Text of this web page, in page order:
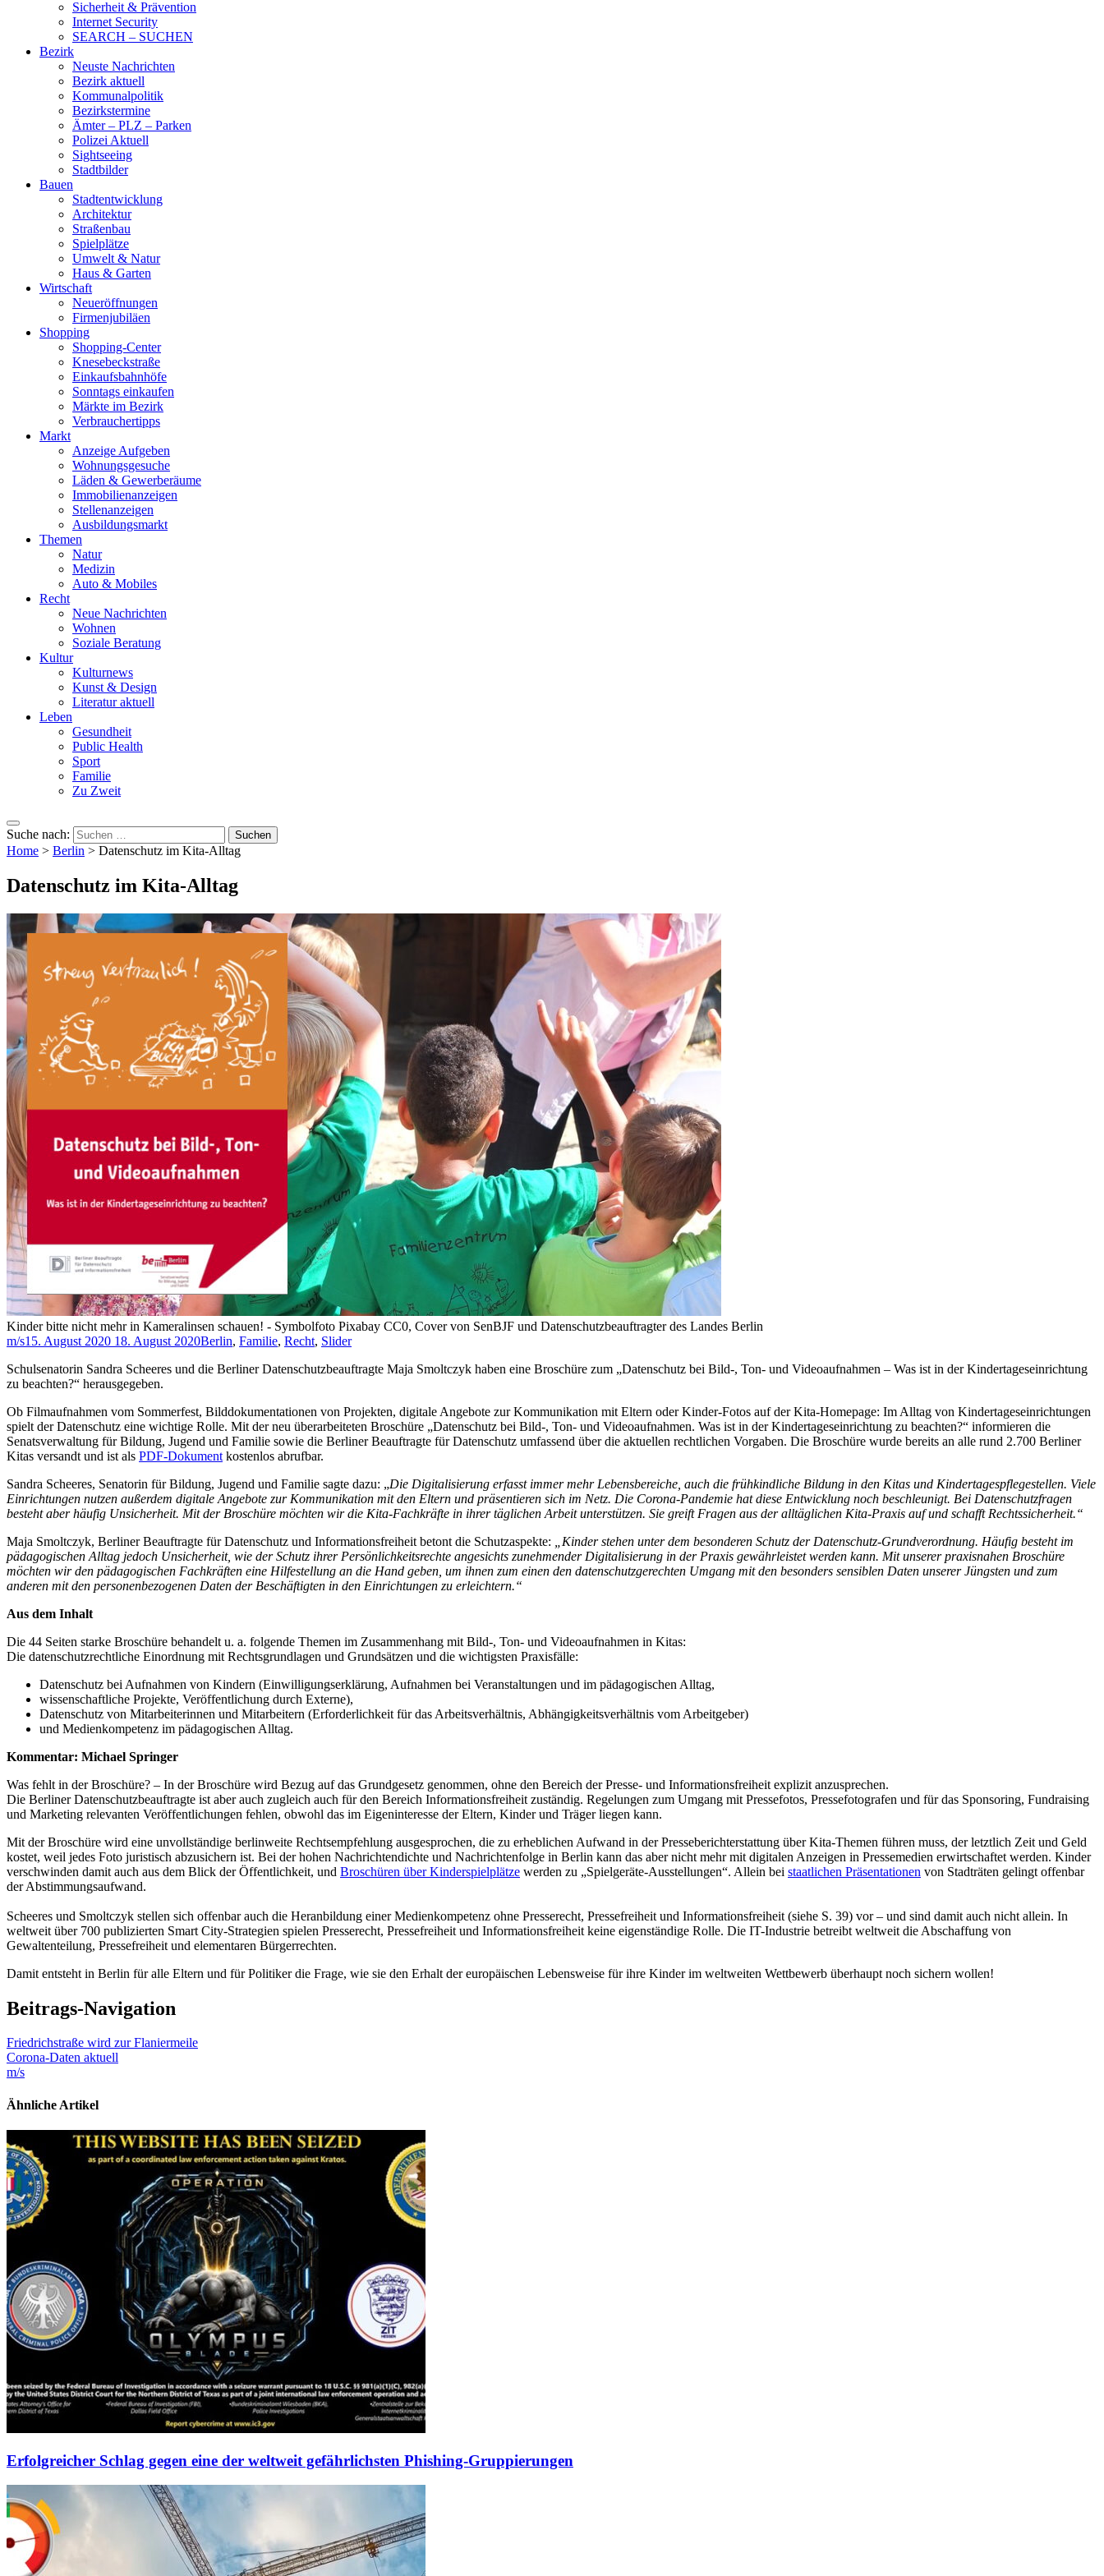
Sicherheit & Prävention
Internet Security
SEARCH – SUCHEN
Bezirk
Neuste Nachrichten
Bezirk aktuell
Kommunalpolitik
Bezirkstermine
Ämter – PLZ – Parken
Polizei Aktuell
Sightseeing
Stadtbilder
Bauen
Stadtentwicklung
Architektur
Straßenbau
Spielplätze
Umwelt & Natur
Haus & Garten
Wirtschaft
Neueröffnungen
Firmenjubiläen
Shopping
Shopping-Center
Knesebeckstraße
Einkaufsbahnhöfe
Sonntags einkaufen
Märkte im Bezirk
Verbrauchertipps
Markt
Anzeige Aufgeben
Wohnungsgesuche
Läden & Gewerberäume
Immobilienanzeigen
Stellenanzeigen
Ausbildungsmarkt
Themen
Natur
Medizin
Auto & Mobiles
Recht
Neue Nachrichten
Wohnen
Soziale Beratung
Kultur
Kulturnews
Kunst & Design
Literatur aktuell
Leben
Gesundheit
Public Health
Sport
Familie
Zu Zweit
Suche nach:
Home > Berlin > Datenschutz im Kita-Alltag
Datenschutz im Kita-Alltag
Kinder bitte nicht mehr in Kameralinsen schauen! - Symbolfoto Pixabay CC0, Cover von SenBJF und Datenschutzbeauftragter des Landes Berlin
m/s15. August 2020 18. August 2020Berlin, Familie, Recht, Slider
Schulsenatorin Sandra Scheeres und die Berliner Datenschutzbeauftragte Maja Smoltczyk haben eine Broschüre zum „Datenschutz bei Bild-, Ton- und Videoaufnahmen – Was ist in der Kindertageseinrichtung
zu beachten?“ herausgegeben.
Ob Filmaufnahmen vom Sommerfest, Bilddokumentationen von Projekten, digitale Angebote zur Kommunikation mit Eltern oder Kinder-Fotos auf der Kita-Homepage: Im Alltag von Kindertageseinrichtungen
spielt der Datenschutz eine wichtige Rolle. Mit der neu überarbeiteten Broschüre „Datenschutz bei Bild-, Ton- und Videoaufnahmen. Was ist in der Kindertageseinrichtung zu beachten?“ informieren die
Senatsverwaltung für Bildung, Jugend und Familie sowie die Berliner Beauftragte für Datenschutz umfassend über die aktuellen rechtlichen Vorgaben. Die Broschüre wurde bereits an alle rund 2.700 Berliner
Kitas versandt und ist als PDF-Dokument kostenlos abrufbar.
Sandra Scheeres, Senatorin für Bildung, Jugend und Familie sagte dazu: „Die Digitalisierung erfasst immer mehr Lebensbereiche, auch die frühkindliche Bildung in den Kitas und Kindertagespflegestellen. Viele
Einrichtungen nutzen außerdem digitale Angebote zur Kommunikation mit den Eltern und präsentieren sich im Netz. Die Corona-Pandemie hat diese Entwicklung noch beschleunigt. Bei Datenschutzfragen
besteht aber häufig Unsicherheit. Mit der Broschüre möchten wir die Kita-Fachkräfte in ihrer täglichen Arbeit unterstützen. Sie greift Fragen aus der alltäglichen Kita-Praxis auf und schafft Rechtssicherheit.“
Maja Smoltczyk, Berliner Beauftragte für Datenschutz und Informationsfreiheit betont die Schutzaspekte:
„Kinder stehen unter dem besonderen Schutz der Datenschutz-Grundverordnung. Häufig besteht im
pädagogischen Alltag jedoch Unsicherheit, wie der Schutz ihrer Persönlichkeitsrechte angesichts zunehmender Digitalisierung in der Praxis gewährleistet werden kann. Mit unserer praxisnahen Broschüre
möchten wir den pädagogischen Fachkräften eine Hilfestellung an die Hand geben, um ihnen zum einen den datenschutzgerechten Umgang mit den besonders sensiblen Daten unserer Jüngsten und zum
anderen mit den personenbezogenen Daten der Beschäftigten in den Einrichtungen zu erleichtern.“
Aus dem Inhalt
Die 44 Seiten starke Broschüre behandelt u. a. folgende Themen im Zusammenhang mit Bild-, Ton- und Videoaufnahmen in Kitas:
Die datenschutzrechtliche Einordnung mit Rechtsgrundlagen und Grundsätzen und die wichtigsten Praxisfälle:
Datenschutz bei Aufnahmen von Kindern (Einwilligungserklärung, Aufnahmen bei Veranstaltungen und im pädagogischen Alltag,
wissenschaftliche Projekte, Veröffentlichung durch Externe),
Datenschutz von Mitarbeiterinnen und Mitarbeitern (Erforderlichkeit für das Arbeitsverhältnis, Abhängigkeitsverhältnis vom Arbeitgeber)
und Medienkompetenz im pädagogischen Alltag.
Kommentar: Michael Springer
Was fehlt in der Broschüre? – In der Broschüre wird Bezug auf das Grundgesetz genommen, ohne den Bereich der Presse- und Informationsfreiheit explizit anzusprechen.
Die Berliner Datenschutzbeauftragte ist aber auch zugleich auch für den Bereich Informationsfreiheit zuständig. Regelungen zum Umgang mit Pressefotos, Pressefotografen und für das Sponsoring, Fundraising
und Marketing relevanten Veröffentlichungen fehlen, obwohl das im Eigeninteresse der Eltern, Kinder und Träger liegen kann.
Mit der Broschüre wird eine unvollständige berlinweite Rechtsempfehlung ausgesprochen, die zu erheblichen Aufwand in der Presseberichterstattung über Kita-Themen führen muss, der letztlich Zeit und Geld
kostet, weil jedes Foto juristisch abzusichern ist. Bei der hohen Nachrichtendichte und Nachrichtenfolge in Berlin kann das aber nicht mehr mit digitalen Anzeigen in Pressemedien erwirtschaftet werden. Kinder
verschwinden damit auch aus dem Blick der Öffentlichkeit, und Broschüren über Kinderspielplätze werden zu „Spielgeräte-Ausstellungen“. Allein bei staatlichen Präsentationen von Stadträten gelingt offenbar
der Abstimmungsaufwand.
Scheeres und Smoltczyk stellen sich offenbar auch die Heranbildung einer Medienkompetenz ohne Presserecht, Pressefreiheit und Informationsfreiheit (siehe S. 39) vor – und sind damit auch nicht allein. In
weltweit über 700 publizierten Smart City-Strategien spielen Presserecht, Pressefreiheit und Informationsfreiheit keine eigenständige Rolle. Die IT-Industrie betreibt weltweit die Abschaffung von
Gewaltenteilung, Pressefreiheit und elementaren Bürgerrechten.
Damit entsteht in Berlin für alle Eltern und für Politiker die Frage, wie sie den Erhalt der europäischen Lebensweise für ihre Kinder im weltweiten Wettbewerb überhaupt noch sichern wollen!
Beitrags-Navigation
Friedrichstraße wird zur Flaniermeile
Corona-Daten aktuell
m/s
Ähnliche Artikel
Erfolgreicher Schlag gegen eine der weltweit gefährlichsten Phishing-Gruppierungen